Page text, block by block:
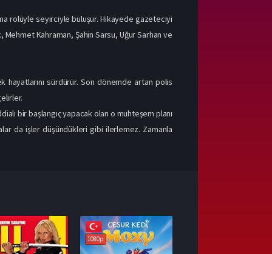
rolüyle seyirciyle buluşur. Hikayede gazeteciyi
Mehmet Kahraman, Şahin Sarsu, Uğur Sarhan ve
hayatlarını sürdürür. Son dönemde artan polis
bir başlangıç yapacak olan o muhteşem planı
da işler düşündükleri gibi ilerlemez. Zamanla
1080p 1080p